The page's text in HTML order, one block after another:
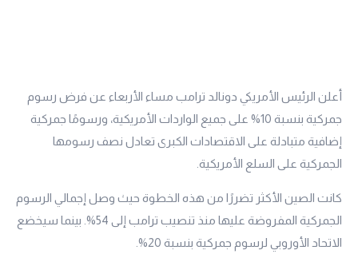
أعلن الرئيس الأمريكي دونالد ترامب مساء الأربعاء عن فرض رسوم
جمركية بنسبة 10% على جميع الواردات الأمريكية، ورسومًا جمركية
إضافية متبادلة على الاقتصادات الكبرى تعادل نصف رسومها
الجمركية على السلع الأمريكية.
كانت الصين الأكثر تضررًا من هذه الخطوة حيث وصل إجمالي الرسوم
الجمركية المفروضة عليها منذ تنصيب ترامب إلى 54%. بينما سيخضع
الاتحاد الأوروبي لرسوم جمركية بنسبة 20%.